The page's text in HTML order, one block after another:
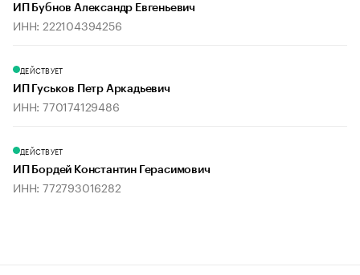
ИП Бубнов Александр Евгеньевич
ИНН: 222104394256
ДЕЙСТВУЕТ
ИП Гуськов Петр Аркадьевич
ИНН: 770174129486
ДЕЙСТВУЕТ
ИП Бордей Константин Герасимович
ИНН: 772793016282